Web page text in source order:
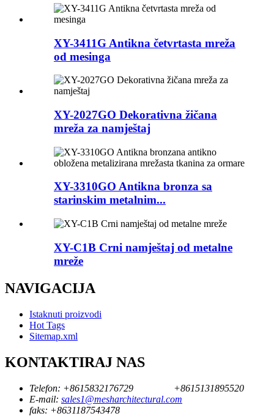
XY-3411G Antikna četvrtasta mreža
od mesinga
XY-2027GO Dekorativna žičana
mreža za namještaj
XY-3310GO Antikna bronza sa
starinskim metalnim...
XY-C1B Crni namještaj od metalne
mreže
NAVIGACIJA
Istaknuti proizvodi
Hot Tags
Sitemap.xml
KONTAKTIRAJ NAS
Telefon: +8615832176729
+8615131895520
E-mail: sales1@mesharchitectural.com
faks: +8631187543478